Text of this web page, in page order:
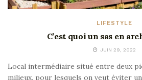
LIFESTYLE
C’est quoi un sas en
JUIN 29, 2022
Local intermédiaire situé entre deux
milieux, pour lesquels on veut éviter